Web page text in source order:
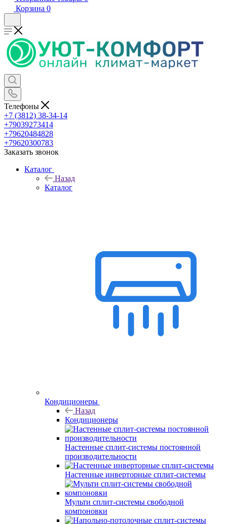
Корзина 0
Телефоны
+7 (3812) 38-34-14
+79039273414
+79620484828
+79620300783
Заказать звонок
Каталог
Назад
Каталог
Кондиционеры
Назад
Кондиционеры
Настенные сплит-системы постоянной
производительности
Настенные инверторные сплит-системы
Мульти сплит-системы свободной
компоновки